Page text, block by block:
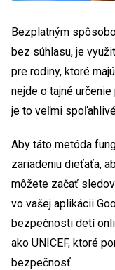
Bezplatným
bez súhlasu, je
pre rodiny, ktoré
nejde o tajné
je to veľmi
Aby táto metóda
zariadeniu dieťaťa,
môžete začať
vo vašej aplikácii
bezpečnosti detí
ako UNICEF, ktoré
bezpečnosť.